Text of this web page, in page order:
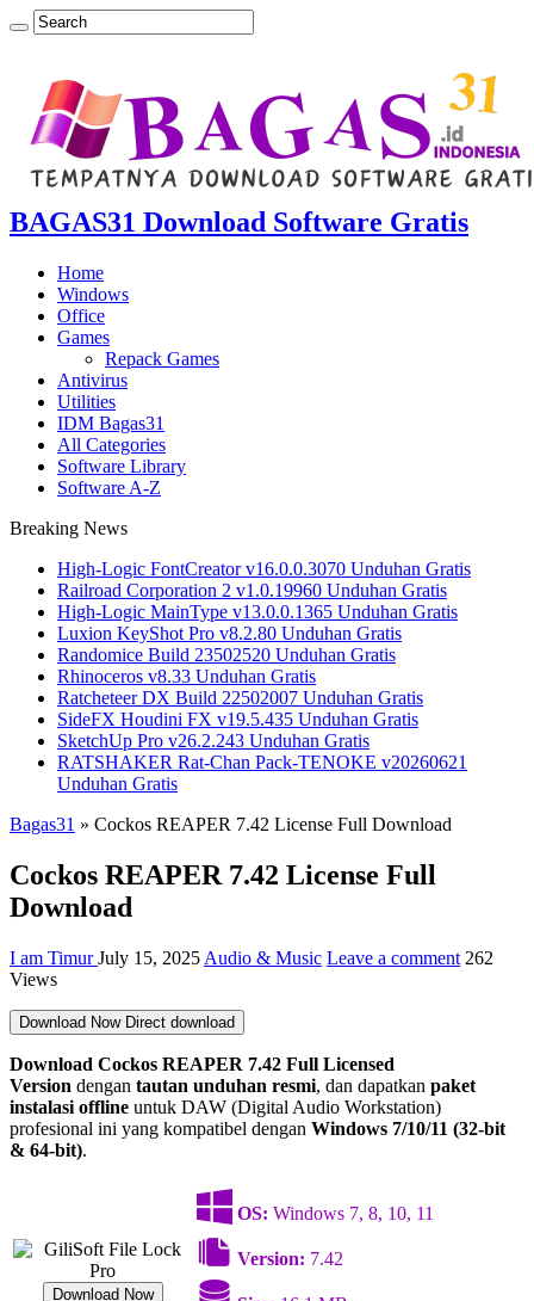
BAGAS31 Download Software Gratis
Home
Windows
Office
Games
Repack Games
Antivirus
Utilities
IDM Bagas31
All Categories
Software Library
Software A-Z
Breaking News
High-Logic FontCreator v16.0.0.3070 Unduhan Gratis
Railroad Corporation 2 v1.0.19960 Unduhan Gratis
High-Logic MainType v13.0.0.1365 Unduhan Gratis
Luxion KeyShot Pro v8.2.80 Unduhan Gratis
Randomice Build 23502520 Unduhan Gratis
Rhinoceros v8.33 Unduhan Gratis
Ratcheteer DX Build 22502007 Unduhan Gratis
SideFX Houdini FX v19.5.435 Unduhan Gratis
SketchUp Pro v26.2.243 Unduhan Gratis
RATSHAKER Rat-Chan Pack-TENOKE v20260621
Unduhan Gratis
Bagas31 » Cockos REAPER 7.42 License Full Download
Cockos REAPER 7.42 License Full
Download
I am TimurJuly 15, 2025 Audio & Music Leave a comment 262
Views
Download Now Direct download
Download Cockos REAPER 7.42 Full Licensed
Version dengan tautan unduhan resmi, dan dapatkan paket
instalasi offline untuk DAW (Digital Audio Workstation)
profesional ini yang kompatibel dengan Windows 7/10/11 (32-bit
& 64-bit).
Download Now
OS: Windows 7, 8, 10, 11
Version: 7.42